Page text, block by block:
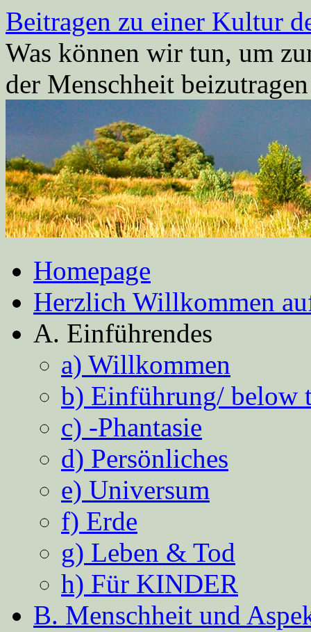
Zum
Inhalt
springen
Beitragen zu einer Kultur
Was können wir tun, um
der Menschheit
Homepage
Herzlich Willkommen
A. Einführendes
a) Willkommen
b) Einführung/ below
c) -Phantasie
d) Persönliches
e) Universum
f) Erde
g) Leben & Tod
h) Für KINDER
B. Menschheit und